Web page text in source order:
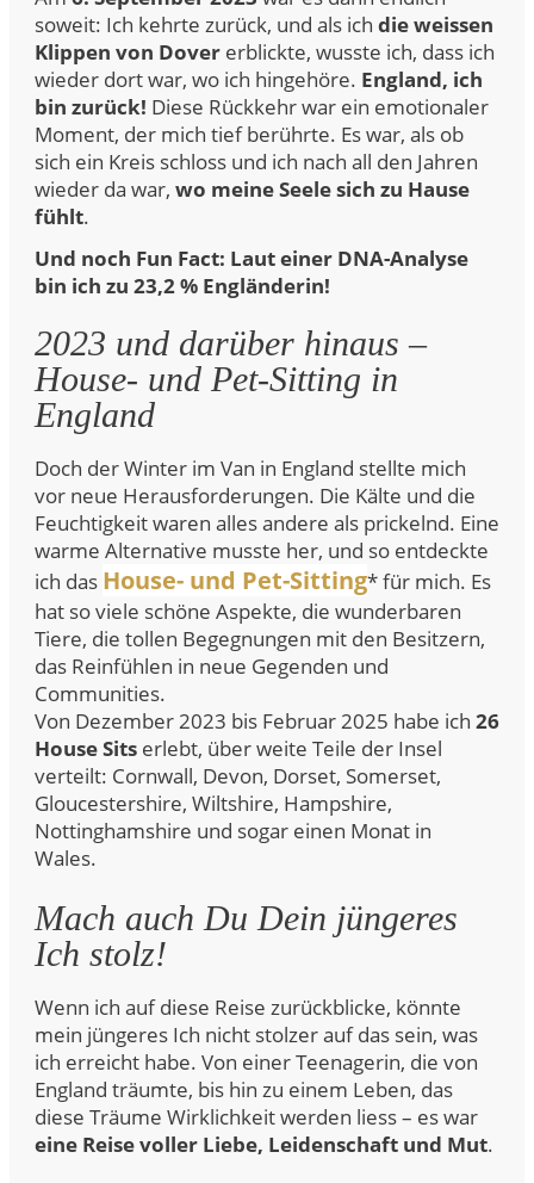
soweit: Ich kehrte zurück, und als ich die weissen
Klippen von Dover erblickte, wusste ich, dass ich
wieder dort war, wo ich hingehöre. England, ich
bin zurück! Diese Rückkehr war ein emotionaler
Moment, der mich tief berührte. Es war, als ob
sich ein Kreis schloss und ich nach all den Jahren
wieder da war, wo meine Seele sich zu Hause
fühlt.
Und noch Fun Fact: Laut einer DNA-Analyse
bin ich zu 23,2 % Engländerin!
2023 und darüber hinaus –
House- und Pet-Sitting in
England
Doch der Winter im Van in England stellte mich
vor neue Herausforderungen. Die Kälte und die
Feuchtigkeit waren alles andere als prickelnd. Eine
warme Alternative musste her, und so entdeckte
ich das House- und Pet-Sitting* für mich. Es
hat so viele schöne Aspekte, die wunderbaren
Tiere, die tollen Begegnungen mit den Besitzern,
das Reinfühlen in neue Gegenden und
Communities.
Von Dezember 2023 bis Februar 2025 habe ich 26
House Sits erlebt, über weite Teile der Insel
verteilt: Cornwall, Devon, Dorset, Somerset,
Gloucestershire, Wiltshire, Hampshire,
Nottinghamshire und sogar einen Monat in
Wales.
Mach auch Du Dein jüngeres
Ich stolz!
Wenn ich auf diese Reise zurückblicke, könnte
mein jüngeres Ich nicht stolzer auf das sein, was
ich erreicht habe. Von einer Teenagerin, die von
England träumte, bis hin zu einem Leben, das
diese Träume Wirklichkeit werden liess – es war
eine Reise voller Liebe, Leidenschaft und Mut.